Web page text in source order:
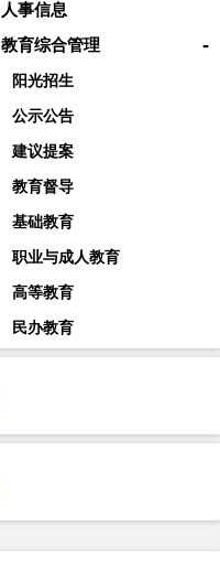
人事信息
教育综合管理 -
阳光招生
公示公告
建议提案
教育督导
基础教育
职业与成人教育
高等教育
民办教育
教师工作
学校安全生产